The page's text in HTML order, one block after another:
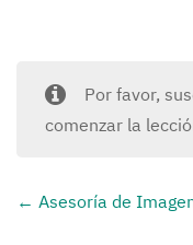
Por favor,
comenzar la
Asesoría de